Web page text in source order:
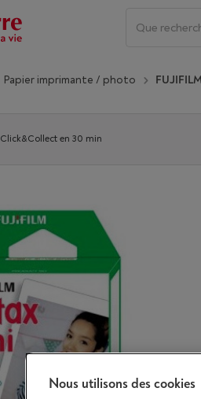
Papier imprimante / photo
Click&Collect en 30 min
Nous utilisons des cookies